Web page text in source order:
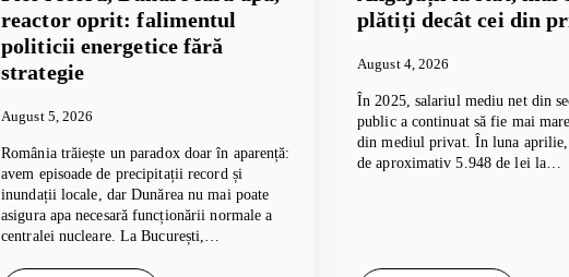
reactor oprit: falimentul
politicii energetice fără
strategie
August 5, 2026
România trăiește un paradox doar în aparență:
avem episoade de precipitații record și
inundații locale, dar Dunărea nu mai poate
asigura apa necesară funcționării normale a
centralei nucleare. La București,…
plătiți decât cei din
August 4, 2026
În 2025, salariul mediu net din
public a continuat să fie mai
din mediul privat. În luna aprilie,
de aproximativ 5.948 de lei la…